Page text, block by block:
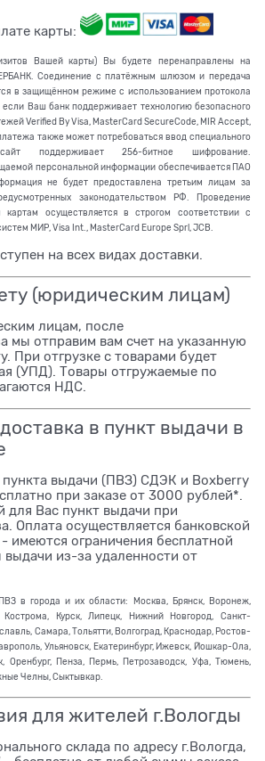
карты:
Вашей карты) Вы будете перенаправлены на
Соединение с платёжным шлюзом и передача
в защищённом режиме с использованием протокола
Ваш банк поддерживает технологию безопасного
Verified By Visa, MasterCard SecureCode, MIR Accept,
также может потребоваться ввод специального
поддерживает 256-битное шифрование.
персональной информации обеспечивается ПАО
не будет предоставлена третьим лицам за
законодательством РФ. Проведение
осуществляется в строгом соответствии с
МИР, Visa Int., MasterCard Europe Sprl, JCB.
на всех видах доставки.
(юридическим лицам)
лицам, после
мы отправим вам счет на указанную
При отгрузке с товарами будет
(УПД). Товары отгружаемые по
НДС.
в пункт выдачи в
пункта выдачи (ПВЗ) СДЭК и Boxberry
при заказе от 3000 рублей*.
для Вас пункт выдачи при
Оплата осуществляется банковской
имеются ограничения бесплатной
выдачи из-за удаленности от
в города и их области: Москва, Брянск, Воронеж,
Кострома, Курск, Липецк, Нижний Новгород, Санкт-
Самара, Тольятти, Волгоград, Краснодар, Ростов-
Ульяновск, Екатеринбург, Ижевск, Йошкар-Ола,
Оренбург, Пенза, Пермь, Петрозаводск, Уфа, Тюмень,
Челны, Сыктывкар.
для жителей г.Вологды
склада по адресу г.Вологда,